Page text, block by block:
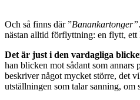
Och så finns där ”Banankartonger”
nästan alltid förflyttning: en flytt, ett
Det är just i den vardagliga
han blicken mot sådant som annars
beskriver något mycket större, det
utställningen som talar sanning, om